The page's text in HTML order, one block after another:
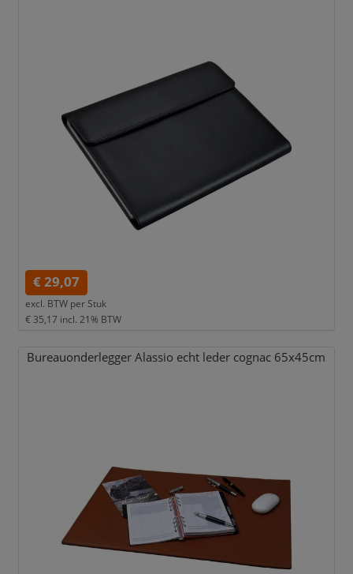
€ 29,07
excl. BTW per Stuk
€ 35,17 incl. 21% BTW
Bureauonderlegger Alassio echt leder cognac 65x45cm